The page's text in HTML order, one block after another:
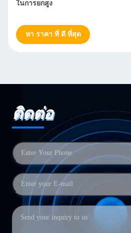
ในการยกสูง
หา ราคา ที่ ดี ที่สุด
ติดต่อ